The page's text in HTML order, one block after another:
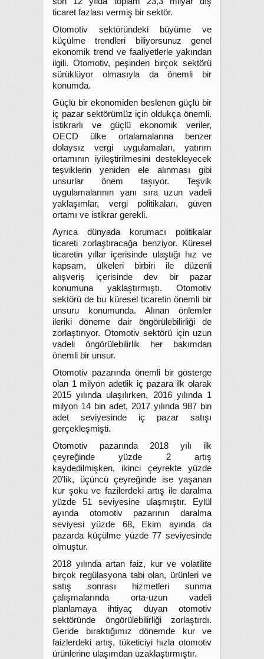
ticaret fazlası vermiş bir sektör.
Otomotiv sektöründeki büyüme ve
küçülme trendleri biliyorsunuz genel
ekonomik trend ve faaliyetlerle yakından
ilgili. Otomotiv, peşinden birçok sektörü
sürüklüyor olmasıyla da önemli bir
konumda.
Güçlü bir ekonomiden beslenen güçlü bir
iç pazar sektörümüz için oldukça önemli.
İstikrarlı ve güçlü ekonomik veriler,
OECD ülke ortalamalarına benzer
dolaysız vergi uygulamaları, yatırım
ortamının iyileştirilmesini destekleyecek
teşviklerin yeniden ele alınması gibi
unsurlar önem taşıyor. Teşvik
uygulamalarının yanı sıra uzun vadeli
yaklaşımlar, vergi politikaları, güven
ortamı ve istikrar gerekli.
Ayrıca dünyada korumacı politikalar
ticareti zorlaştıracağa benziyor. Küresel
ticaretin yıllar içerisinde ulaştığı hız ve
kapsam, ülkeleri birbiri ile düzenli
alışveriş içerisinde dev bir pazar
konumuna yaklaştırmıştı. Otomotiv
sektörü de bu küresel ticaretin önemli bir
unsuru konumunda. Alınan önlemler
ileriki döneme dair öngörülebilirliği de
zorlaştırıyor. Otomotiv sektörü için uzun
vadeli öngörülebilirlik her bakımdan
önemli bir unsur.
Otomotiv pazarında önemli bir gösterge
olan 1 milyon adetlik iç pazara ilk olarak
2015 yılında ulaşılırken, 2016 yılında 1
milyon 14 bin adet, 2017 yılında 987 bin
adet seviyesinde iç pazar satışı
gerçekleşmişti.
Otomotiv pazarında 2018 yılı ilk
çeyreğinde yüzde 2 artış
kaydedilmişken, ikinci çeyrekte yüzde
20’lik, üçüncü çeyreğinde ise yaşanan
kur şoku ve fazilerdeki artış ile daralma
yüzde 51 seviyesine ulaşmıştır. Eylül
ayında otomotiv pazarının daralma
seviyesi yüzde 68, Ekim ayında da
pazarda küçülme yüzde 77 seviyesinde
olmuştur.
2018 yılında artan faiz, kur ve volatilite
birçok regülasyona tabi olan, ürünleri ve
satış sonrası hizmetleri sunma
çalışmalarında orta-uzun vadeli
planlamaya ihtiyaç duyan otomotiv
sektöründe öngörülebilirliği zorlaştırdı.
Geride bıraktığımız dönemde kur ve
faizlerdeki artış, tüketiciyi hızla otomotiv
ürünlerine ulaşımdan uzaklaştırmıştır.